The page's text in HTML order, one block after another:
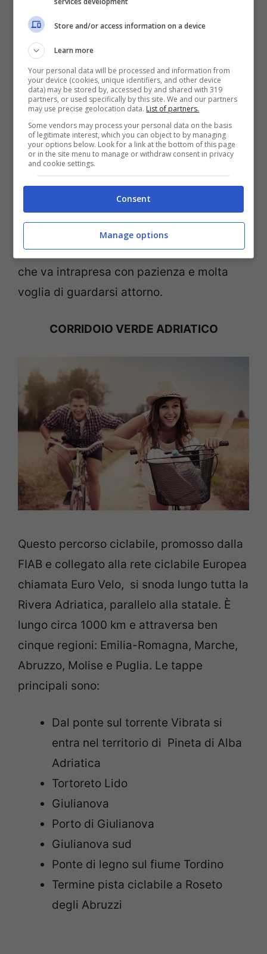
Da Grottole a Miglionico– 10 km:
nessuna difficoltà.
Da Miglionico a Matera– 28 km:
alcuni tratti di strada sono sterrati,
altri completamente asfaltati. È la
tappa finale.
Lungo tutto il percorso, come si capisce
già leggendo i nomi delle località che si
incontrano pedalando, lecittà e i paesaggi
sono tutti degni di nota. Per questo motivo
si parla diviaggiolungo la Via dei Borboni,
che va intrapresa con pazienza e molta
voglia di guardarsi attorno.
CORRIDOIO VERDE ADRIATICO
Questo percorso ciclabile, promosso dalla
FIAB e collegato alla rete ciclabile Europea
chiamata Euro Velo, si snoda lungo tutta la
Rivera Adriatica, parallelo alla statale. È
lungo circa 1000 km e attraversa ben
cinque regioni: Emilia-Romagna, Marche,
Abruzzo, Molise e Puglia. Le tappe
principali sono:
Dal ponte sul torrente Vibrata si
entra nel territorio di Pineta di Alba
Adriatica
Tortoreto Lido
Giulianova
Porto di Giulianova
Giulianova sud
Ponte di legno sul fiume Tordino
Termine pista ciclabile a Roseto
degli Abruzzi
Store and/or access information on a device
Learn more
Your personal data will be processed and information from
your device (cookies, unique identifiers, and other device
data) may be stored by, accessed by and shared with 319
partners, or used specifically by this site. We and our partners
may use precise geolocation data. List of partners.
Some vendors may process your personal data on the basis
of legitimate interest, which you can object to by managing
your options below. Look for a link at the bottom of this page
or in the site menu to manage or withdraw consent in privacy
and cookie settings.
Consent
Manage options